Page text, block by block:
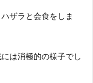
ザラと会食をしま
は消極的の様子でし